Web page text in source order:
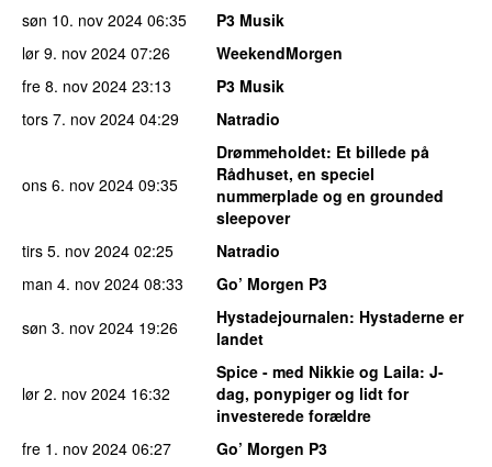
søn 10. nov 2024 06:35
P3 Musik
lør 9. nov 2024 07:26
WeekendMorgen
fre 8. nov 2024 23:13
P3 Musik
tors 7. nov 2024 04:29 Natradio
ons 6. nov 2024 09:35
Drømmeholdet: Et billede på
Rådhuset, en speciel
nummerplade og en grounded
sleepover
tirs 5. nov 2024 02:25
Natradio
man 4. nov 2024 08:33
Go’ Morgen P3
søn 3. nov 2024 19:26 Hystadejournalen: Hystaderne er
landet
lør 2. nov 2024 16:32
Spice - med Nikkie og Laila: J-
dag, ponypiger og lidt for
investerede forældre
fre 1. nov 2024 06:27 Go’ Morgen P3